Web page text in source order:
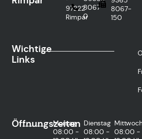
97222
Rimpar
8067-
0
8067-
150
Wichtige
Links
Öffnungszeiten
Montag
08:00 -
Dienstag
08:00 - 08:00 -